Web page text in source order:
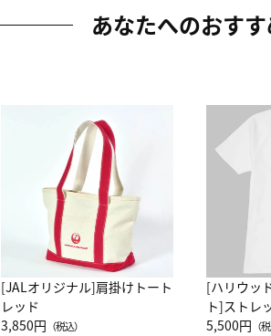
あなたへのおす
[JALオリジナル]肩掛けトート
レッド
3,850円 （税込）
[ハリウッ
ト]ストレ
ーネック
5,500円 （